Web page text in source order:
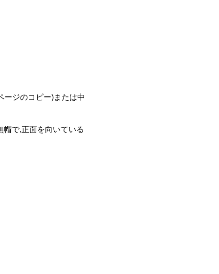
ジのコピー)または中
で,正面を向いている